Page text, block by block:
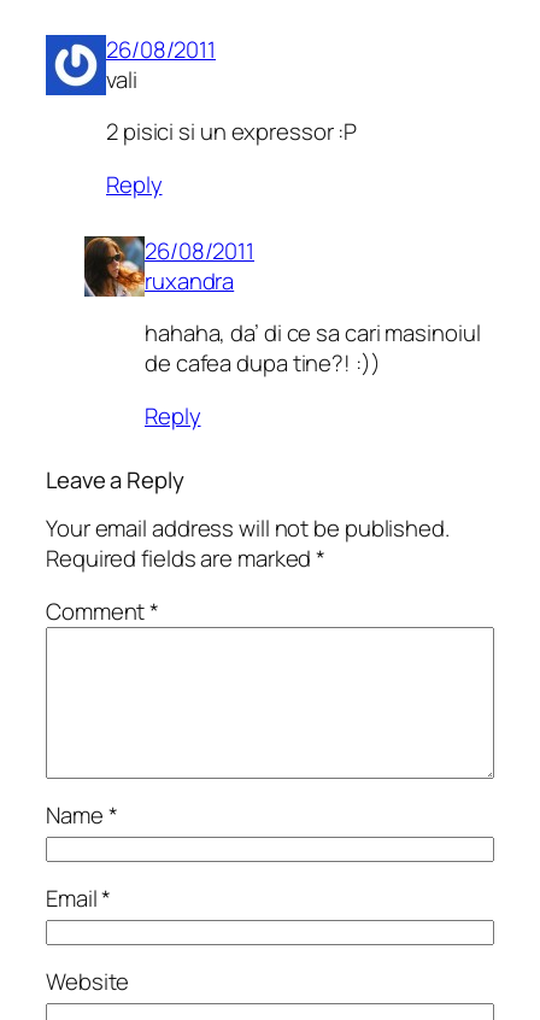
26/08/2011
vali
2 pisici si un expressor :P
Reply
26/08/2011
ruxandra
hahaha, da’ di ce sa cari masinoiul
de cafea dupa tine?! :))
Reply
Leave a Reply
Your email address will not be published.
Required fields are marked*
Comment*
Name*
Email*
Website